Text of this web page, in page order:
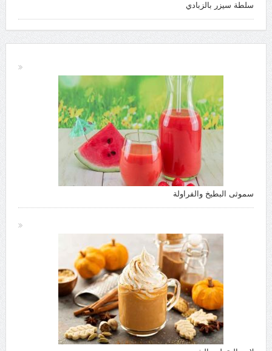
سلطة سيزر بالزبادي
سموثى البطيخ والفراولة